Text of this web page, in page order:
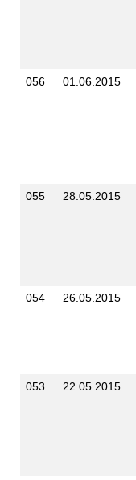
056
01.06.2015
055
28.05.2015
054
26.05.2015
053
22.05.2015